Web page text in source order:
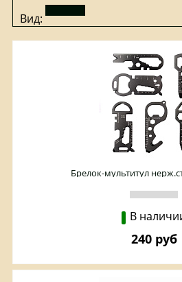
Вид:
Брелок-мультитул
В
240 руб